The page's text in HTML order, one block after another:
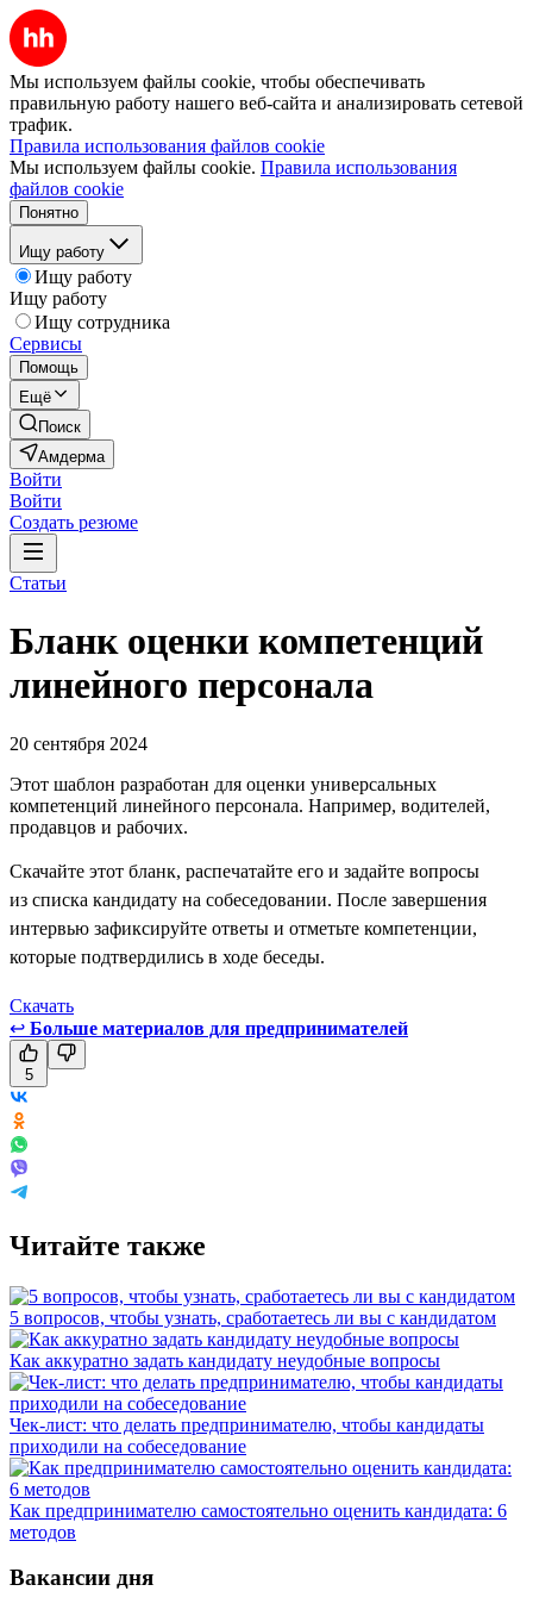
Мы используем файлы cookie, чтобы обеспечивать
правильную работу нашего веб-сайта и анализировать сетевой
трафик.
Правила использования файлов cookie
Мы используем файлы cookie. Правила использования
файлов cookie
Понятно
Ищу работу
Ищу работу
Ищу работу
Ищу сотрудника
Сервисы
Помощь
Ещё
Поиск
Амдерма
Войти
Войти
Создать резюме
Статьи
Бланк оценки компетенций
линейного персонала
20 сентября 2024
Этот шаблон разработан для оценки универсальных
компетенций линейного персонала. Например, водителей,
продавцов и рабочих.
Скачайте этот бланк, распечатайте его и задайте вопросы
из списка кандидату на собеседовании. После завершения
интервью зафиксируйте ответы и отметьте компетенции,
которые подтвердились в ходе беседы.
Скачать
↩ Больше материалов для предпринимателей
5
Читайте также
5 вопросов, чтобы узнать, сработаетесь ли вы с кандидатом
Как аккуратно задать кандидату неудобные вопросы
Чек-лист: что делать предпринимателю, чтобы кандидаты
приходили на собеседование
Как предпринимателю самостоятельно оценить кандидата: 6
методов
Вакансии дня